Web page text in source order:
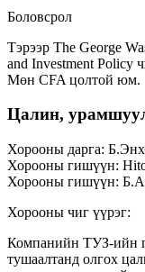
Боловсрол
Тэрээр The George
and Investment Policy
Мөн CFA цолтой юм.
Цалин,
Хорооны дарга:
Хорооны гишүүн:
Хорооны гишүүн:
Хорооны чиг үүрэг:
Компанийн ТУЗ-ийн
тушаалтанд олгох